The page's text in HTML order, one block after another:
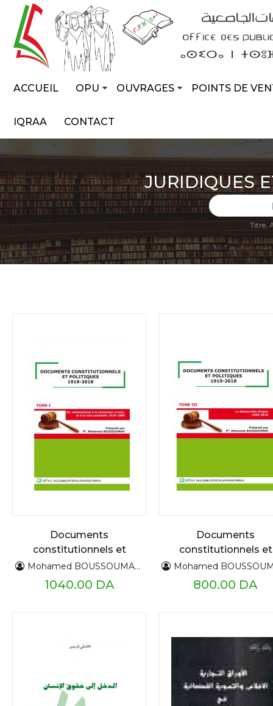
ACCUEIL OPU OUVRAGES POINTS DE
IQRAA CONTACT
JURIDIQUES
Titre,
Documents
constitutionnels et
politiques 1919 - 2018
TI
Mohamed BOUSSOUMAH
1040.00 DA
Documents
constitutionnels et
politiques 1919 -
TIII
Mohamed
800.00 DA